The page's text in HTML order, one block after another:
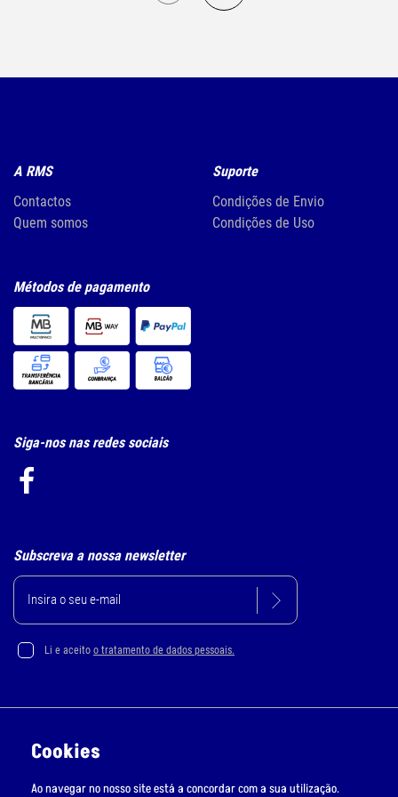
A RMS
Contactos
Quem somos
Suporte
Condições de Envio
Condições de Uso
Métodos de pagamento
Siga-nos nas redes sociais
Subscreva a nossa newsletter
Li e aceito o tratamento de dados pessoais.
Cookies
Ao navegar no nosso site está a concordar com a sua utilização.